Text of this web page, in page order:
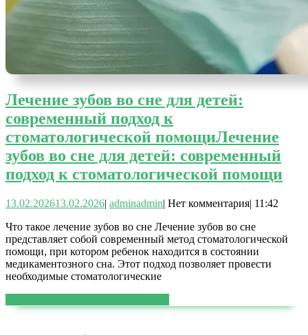
Лечение зубов во сне для детей:
современный подход к
стоматологической помощиЛечение
зубов во сне для детей: современный
подход к стоматологической помощи
13.02.202613.02.2026| adminadmin| Нет комментария| 11:42
Что такое лечение зубов во сне Лечение зубов во сне
представляет собой современный метод стоматологической
помощи, при котором ребенок находится в состоянии
медикаментозного сна. Этот подход позволяет провести
необходимые стоматологические